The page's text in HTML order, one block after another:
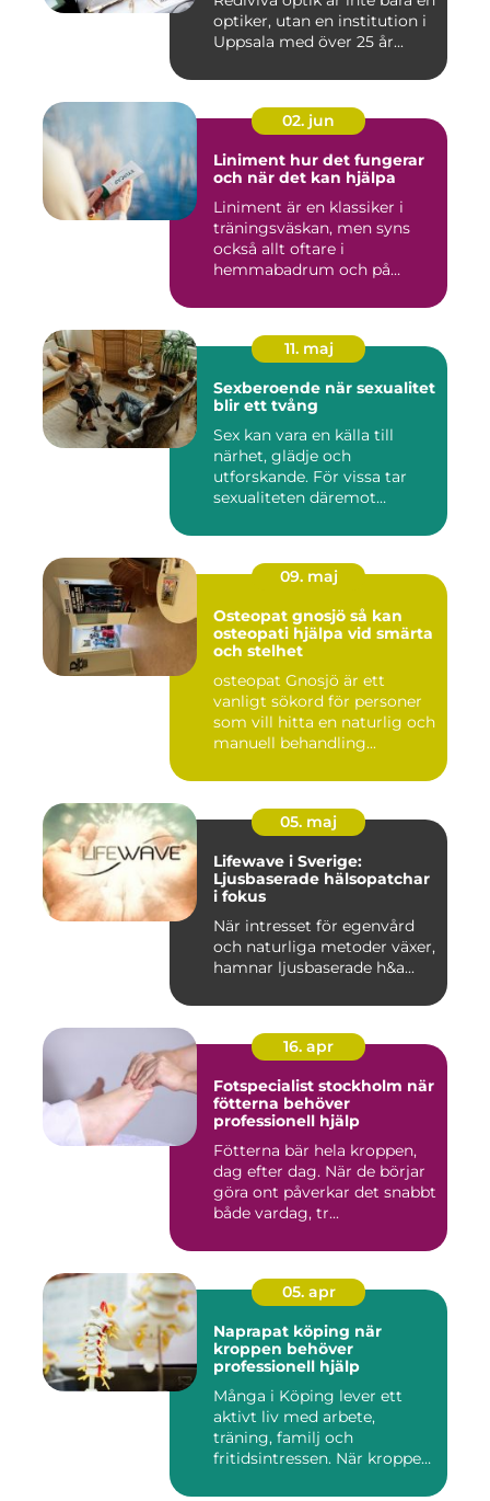
optiker, utan en institution i
Uppsala med över 25 år...
02. jun
Liniment hur det fungerar
och när det kan hjälpa
Liniment är en klassiker i
träningsväskan, men syns
också allt oftare i
hemmabadrum och på
11. maj
Sexberoende när sexualitet
blir ett tvång
Sex kan vara en källa till
närhet, glädje och
utforskande. För vissa tar
sexualiteten däremot
09. maj
Osteopat gnosjö så kan
osteopati hjälpa vid smärta
och stelhet
osteopat Gnosjö är ett
vanligt sökord för personer
som vill hitta en naturlig och
manuell behandling...
05. maj
Lifewave i Sverige:
Ljusbaserade hälsopatchar
i fokus
När intresset för egenvård
och naturliga metoder växer,
hamnar ljusbaserade h&a...
16. apr
Fotspecialist stockholm när
fötterna behöver
professionell hjälp
Fötterna bär hela kroppen,
dag efter dag. När de börjar
göra ont påverkar det snabbt
både vardag, tr...
05. apr
Naprapat köping när
kroppen behöver
professionell hjälp
Många i Köping lever ett
aktivt liv med arbete,
träning, familj och
fritidsintressen. När kroppen